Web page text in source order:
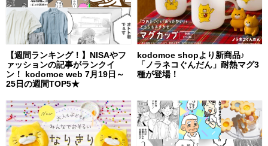
【週間ランキング！】NISAやフ
ァッションの記事がランクイ
ン！ kodomoe web 7月19日～
25日の週間TOP5★
kodomoe shopより新商品♪
「ノラネコぐんだん」耐熱マグ3
種が登場！